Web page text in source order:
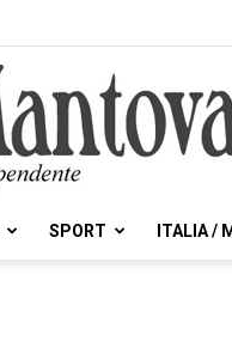
SPORT ITALIA /